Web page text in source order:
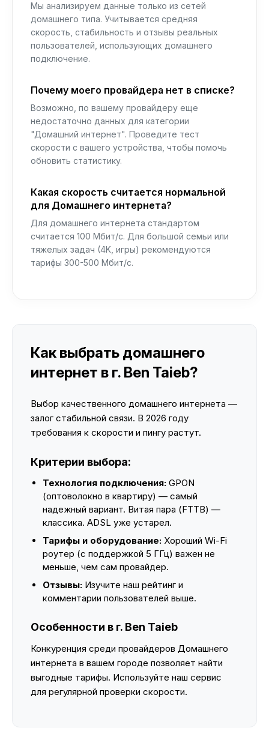
Мы анализируем данные только из сетей
домашнего типа. Учитывается средняя
скорость, стабильность и отзывы реальных
пользователей, использующих домашнего
подключение.
Почему моего провайдера нет в списке?
Возможно, по вашему провайдеру еще
недостаточно данных для категории
"Домашний интернет". Проведите тест
скорости с вашего устройства, чтобы помочь
обновить статистику.
Какая скорость считается нормальной
для Домашнего интернета?
Для домашнего интернета стандартом
считается 100 Мбит/с. Для большой семьи или
тяжелых задач (4K, игры) рекомендуются
тарифы 300-500 Мбит/с.
Как выбрать домашнего
интернет в г. Ben Taieb?
Выбор качественного домашнего интернета —
залог стабильной связи. В 2026 году
требования к скорости и пингу растут.
Критерии выбора:
Технология подключения: GPON
(оптоволокно в квартиру) — самый
надежный вариант. Витая пара (FTTB) —
классика. ADSL уже устарел.
Тарифы и оборудование: Хороший Wi-Fi
роутер (с поддержкой 5 ГГц) важен не
меньше, чем сам провайдер.
Отзывы: Изучите наш рейтинг и
комментарии пользователей выше.
Особенности в г. Ben Taieb
Конкуренция среди провайдеров Домашнего
интернета в вашем городе позволяет найти
выгодные тарифы. Используйте наш сервис
для регулярной проверки скорости.